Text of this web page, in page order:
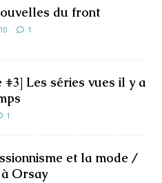
du front
1
#3] Les séries vues il y a
1
et la mode /
Orsay